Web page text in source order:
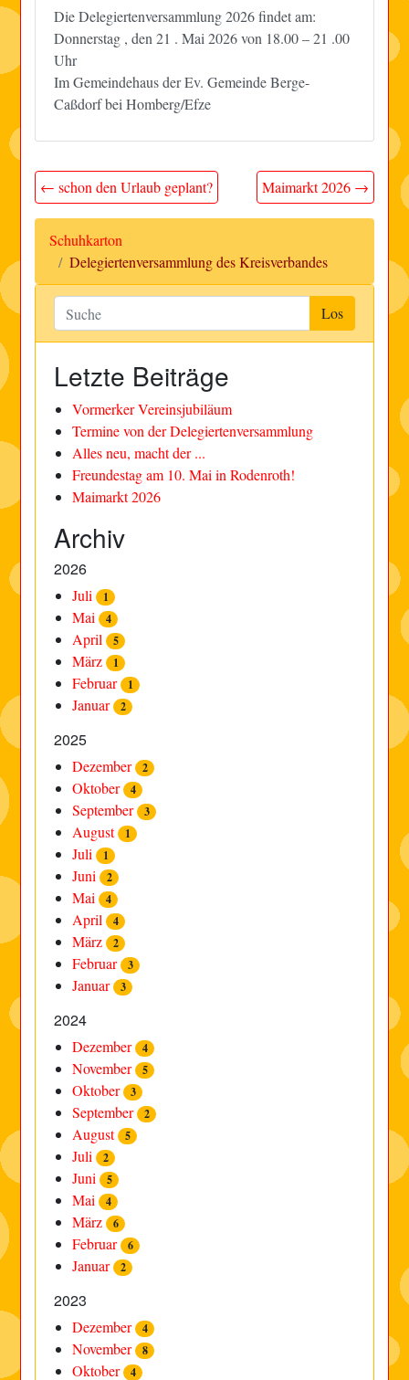
Die Delegiertenversammlung 2026 findet am:
Donnerstag , den 21 . Mai 2026 von 18.00 – 21 .00
Uhr
Im Gemeindehaus der Ev. Gemeinde Berge-
Caßdorf bei Homberg/Efze
← schon den Urlaub geplant? Maimarkt 2026 →
Schuhkarton
Delegiertenversammlung des Kreisverbandes
Letzte Beiträge
Vormerker Vereinsjubiläum
Termine von der Delegiertenversammlung
Alles neu, macht der ...
Freundestag am 10. Mai in Rodenroth!
Maimarkt 2026
Archiv
2026
Juli 1
Mai 4
April 5
März 1
Februar 1
Januar 2
2025
Dezember 2
Oktober 4
September 3
August 1
Juli 1
Juni 2
Mai 4
April 4
März 2
Februar 3
Januar 3
2024
Dezember 4
November 5
Oktober 3
September 2
August 5
Juli 2
Juni 5
Mai 4
März 6
Februar 6
Januar 2
2023
Dezember 4
November 8
Oktober 4